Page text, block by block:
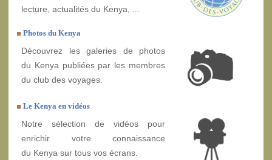
lecture, actualités du Kenya, ...
Photos du Kenya
Découvrez les galeries de photos
du Kenya publiées par les membres
du club des voyages.
Le Kenya en vidéos
Notre sélection de vidéos pour
enrichir votre connaissance
du Kenya sur tous vos écrans.